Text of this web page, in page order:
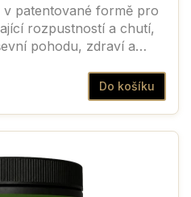
patentované formě pro
rozpustností a chutí,
pohodu, zdraví a
Do košíku